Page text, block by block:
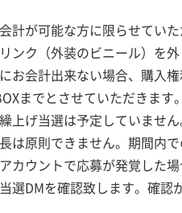
計が可能な方に限らせていた
ンク（外装のビニール）を外
お会計出来ない場合、購入権
までとさせていただきます。
上げ当選は予定していません
は原則できません。期間内で
カウントで応募が発覚した
選DMを確認致します。確認